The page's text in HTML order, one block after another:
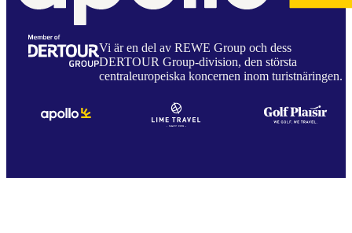
Vi är en del av REWE Group och dess
DERTOUR Group-division, den största
centraleuropeiska koncernen inom turistnäringen.